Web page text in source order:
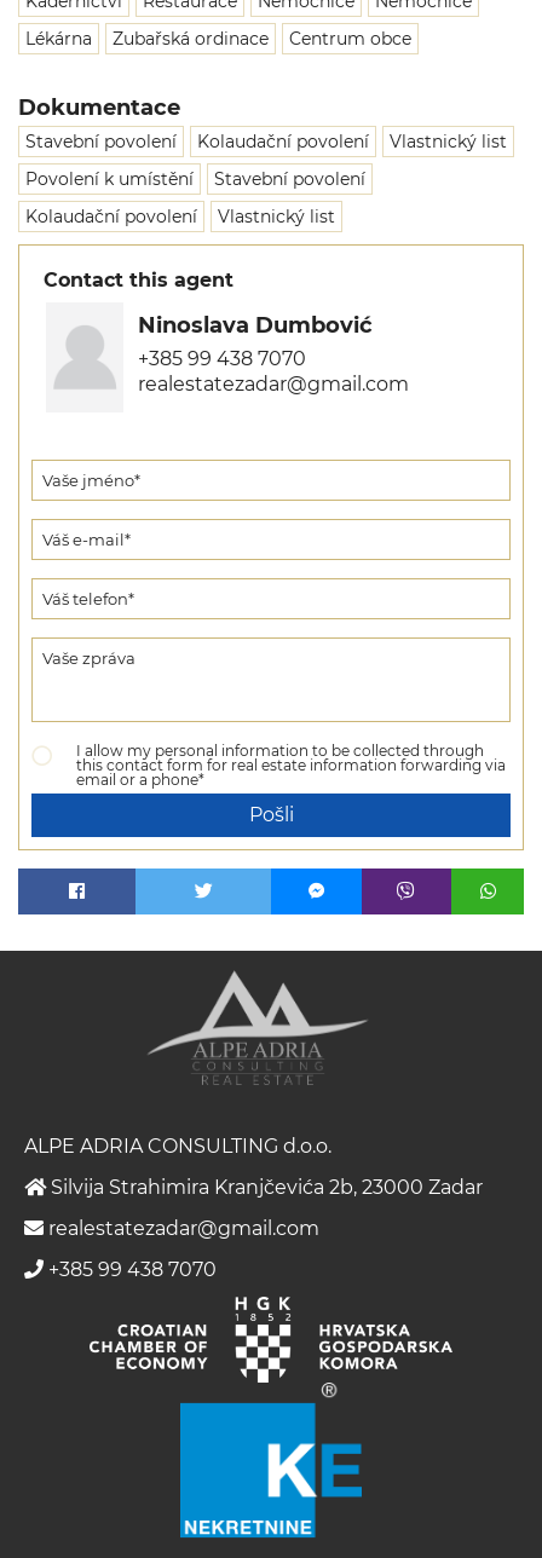
Lékárna
Zubařská ordinace Centrum obce
Dokumentace
Stavební povolení Kolaudační povolení
Vlastnický list
Povolení k umístění
Stavební povolení
Kolaudační povolení
Vlastnický list
Contact this agent
Ninoslava Dumbović
+385 99 438 7070
realestatezadar@gmail.com
I allow my personal information to be collected through
this contact form for real estate information forwarding via
email or a phone*
Pošli
ALPE ADRIA CONSULTING d.o.o.
Silvija Strahimira Kranjčevića 2b, 23000 Zadar
realestatezadar@gmail.com
+385 99 438 7070